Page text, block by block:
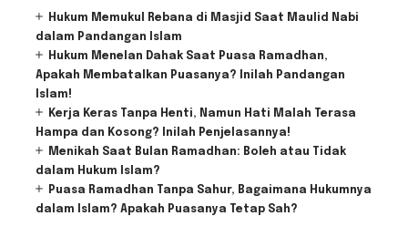
Hukum Memukul Rebana di Masjid Saat Maulid Nabi
dalam Pandangan Islam
Hukum Menelan Dahak Saat Puasa Ramadhan,
Apakah Membatalkan Puasanya? Inilah Pandangan
Islam!
Kerja Keras Tanpa Henti, Namun Hati Malah Terasa
Hampa dan Kosong? Inilah Penjelasannya!
Menikah Saat Bulan Ramadhan: Boleh atau Tidak
dalam Hukum Islam?
Puasa Ramadhan Tanpa Sahur, Bagaimana Hukumnya
dalam Islam? Apakah Puasanya Tetap Sah?